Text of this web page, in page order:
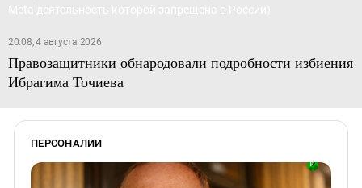
20:08, 4 августа 2026
Правозащитники обнародовали подробности избиения
Ибрагима Точиева
ПЕРСОНАЛИИ